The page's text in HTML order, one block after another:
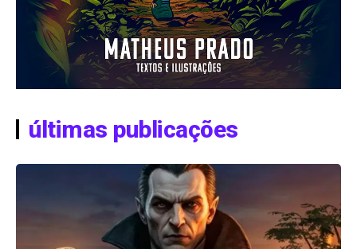
últimas publicações